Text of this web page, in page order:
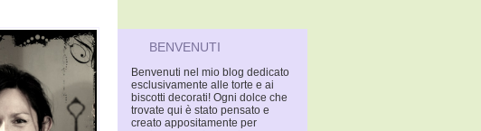
BENVENUTI
Benvenuti nel mio blog dedicato
esclusivamente alle torte e ai
biscotti decorati! Ogni dolce che
trovate qui è stato pensato e
creato appositamente per